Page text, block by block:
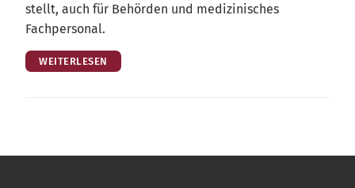
stellt, auch für Behör­den und medi­zi­ni­sches
Fachpersonal.
WEITERLESEN